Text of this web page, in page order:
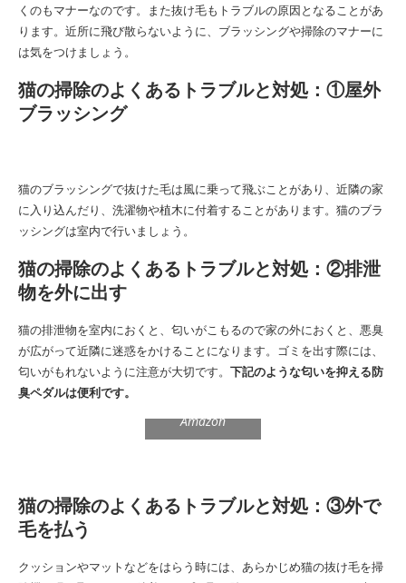
くのもマナーなのです。また抜け毛もトラブルの原因となることがあ
ります。近所に飛び散らないように、ブラッシングや掃除のマナーに
は気をつけましょう。
猫の掃除のよくあるトラブルと対処：①屋外
ブラッシング
猫のブラッシングで抜けた毛は風に乗って飛ぶことがあり、近隣の家
に入り込んだり、洗濯物や植木に付着することがあります。猫のブラ
ッシングは室内で行いましょう。
猫の掃除のよくあるトラブルと対処：②排泄
物を外に出す
猫の排泄物を室内におくと、匂いがこもるので家の外におくと、悪臭
が広がって近隣に迷惑をかけることになります。ゴミを出す際には、
匂いがもれないように注意が大切です。 下記のような匂いを抑える防
臭ペダルは便利です。
Amazon
猫の掃除のよくあるトラブルと対処：③外で
毛を払う
クッションやマットなどをはらう時には、あらかじめ猫の抜け毛を掃